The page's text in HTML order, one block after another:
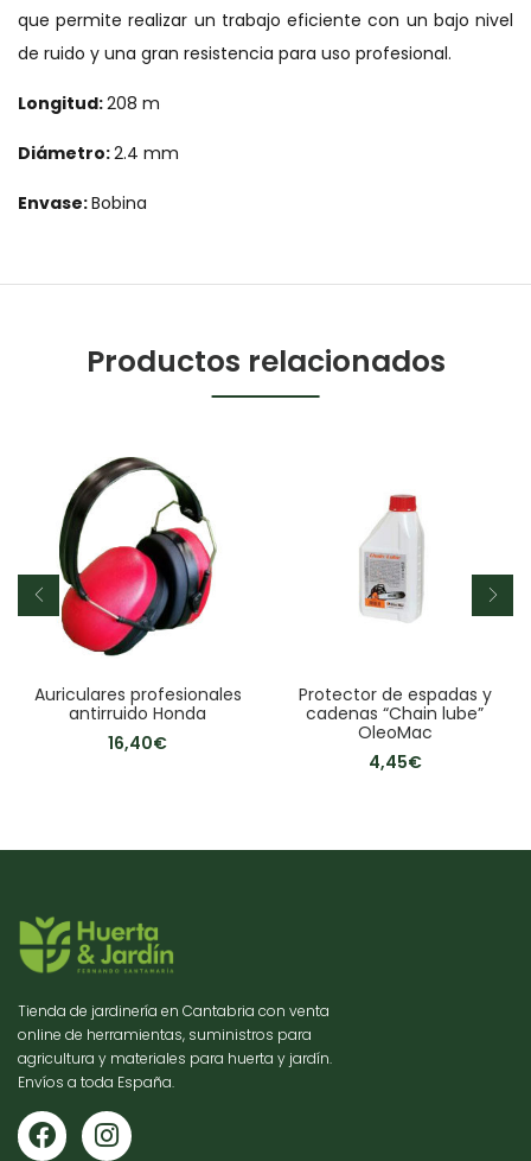
que permite realizar un trabajo eficiente con un bajo nivel
de ruido y una gran resistencia para uso profesional.
Longitud:208 m
Diámetro:2.4 mm
Envase:Bobina
Productos relacionados
Auriculares profesionales
antirruido Honda
16,40€
Protector de espadas y
cadenas “Chain lube”
OleoMac
4,45€
Tienda de jardinería en Cantabria con venta
online de herramientas, suministros para
agricultura y materiales para huerta y jardín.
Envíos a toda España.